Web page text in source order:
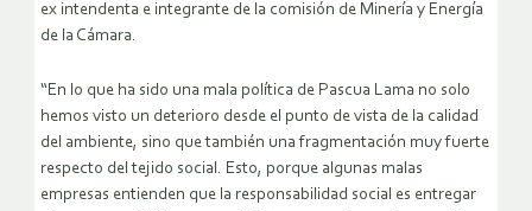
ex intendenta e integrante de la comisión de Minería y Energía
de la Cámara.
“En lo que ha sido una mala política de Pascua Lama no solo
hemos visto un deterioro desde el punto de vista de la calidad
del ambiente, sino que también una fragmentación muy fuerte
respecto del tejido social. Esto, porque algunas malas
empresas entienden que la responsabilidad social es entregar